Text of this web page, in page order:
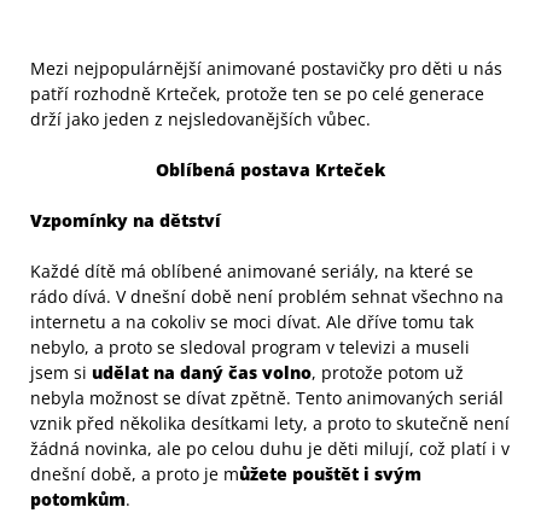
Mezi nejpopulárnější animované postavičky pro děti u nás
patří rozhodně Krteček, protože ten se po celé generace
drží jako jeden z nejsledovanějších vůbec.
Oblíbená postava Krteček
Vzpomínky na dětství
Každé dítě má oblíbené animované seriály, na které se
rádo dívá. V dnešní době není problém sehnat všechno na
internetu a na cokoliv se moci dívat. Ale dříve tomu tak
nebylo, a proto se sledoval program v televizi a museli
jsem si udělat na daný čas volno, protože potom už
nebyla možnost se dívat zpětně. Tento animovaných seriál
vznik před několika desítkami lety, a proto to skutečně není
žádná novinka, ale po celou duhu je děti milují, což platí i v
dnešní době, a proto je můžete pouštět i svým
potomkům.